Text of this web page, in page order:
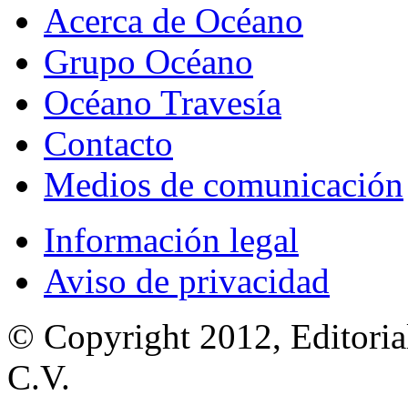
Acerca de Océano
Grupo Océano
Océano Travesía
Contacto
Medios de comunicación
Información legal
Aviso de privacidad
© Copyright 2012,
C.V.